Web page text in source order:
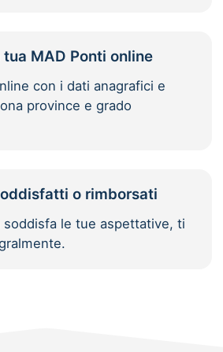
MAD Ponti online
con i dati anagrafici e
province e grado
o rimborsati
soddisfa le tue aspettative, ti